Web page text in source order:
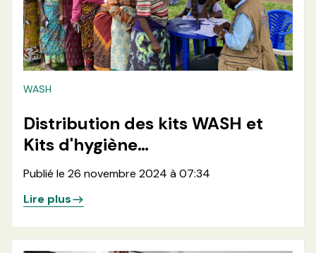
WASH
Distribution des kits WASH et
Kits d'hygiène
menstruelle(MHM) dans les
Kalehe en province du Sud-Kivu
Publié le 26 novembre 2024 à 07:34
Lire plus